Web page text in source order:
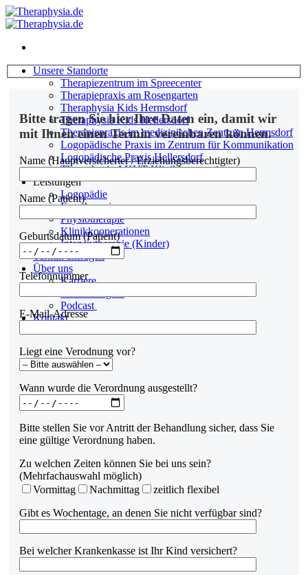
Zum
Inhalt
Unsere Standorte
Therapiezentrum im Spreecenter
Therapiepraxis am Rosengarten
Theraphysia Kids Hermsdorf
Theraphysia Kids Hellersdorf
Therapiepraxis im medizinischen Zentrum Hermsdorf
Logopädische Praxis im Zentrum für Kommunikation
Logopädische Praxis Hellersdorf
Theraphysia AKUT Klinikkooperationen
Leistungen
Logopädie
Ergotherapie
Physiotherapie
Klinikkooperationen
Intensivtherapie (Kinder)
Termin anfragen
Über uns
Karriere
Podcast
Kontakt
Bitte tragen Sie hier Ihre Daten ein, damit wir
mit Ihnen einen Termin vereinbaren können.
Name (Hauptversicherter / Erziehungsberechtigter)
Name (Patient)
Geburtsdatum (Patient)
Telefonnummer
E-Mail-Adresse
Liegt eine Verodnung vor?
Wann wurde die Verordnung ausgestellt?
Bitte stellen Sie vor Antritt der Behandlung sicher, dass Sie
eine gültige Verordnung haben.
Zu welchen Zeiten können Sie bei uns sein?
(Mehrfachauswahl möglich)
Vormittag
Nachmittag
zeitlich flexibel
Gibt es Wochentage, an denen Sie nicht verfügbar sind?
Bei welcher Krankenkasse ist Ihr Kind versichert?